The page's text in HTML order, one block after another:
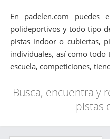
En padelen.com puedes
polideportivos y todo tipo
pistas indoor o cubiertas,
individuales, así como todo
escuela, competiciones,
Busca, encuentra y
pistas